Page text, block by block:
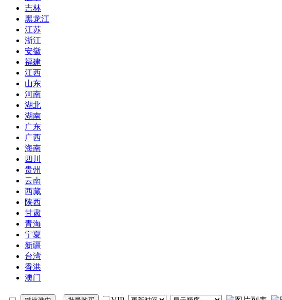
吉林
黑龙江
江苏
浙江
安徽
福建
江西
山东
河南
湖北
湖南
广东
广西
海南
四川
贵州
云南
西藏
陕西
甘肃
青海
宁夏
新疆
台湾
香港
澳门